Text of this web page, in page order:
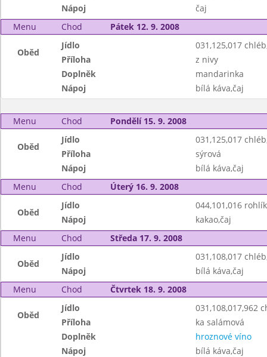
Nápoj
čaj
Menu
Chod Pátek 12. 9. 2008
Oběd
Jídlo
031,125,017
Příloha
z nivy
Doplněk
mandarinka
Nápoj
bílá káva,čaj
Menu Chod Pondělí 15. 9. 2008
Oběd
Jídlo
031,125,017
Příloha
sýrová
Nápoj
bílá káva,čaj
Menu
Chod Úterý 16. 9. 2008
Oběd
Jídlo
044,101,016
Nápoj
kakao,čaj
Menu
Chod Středa 17. 9. 2008
Oběd
Jídlo
031,108,017
Nápoj
bílá káva,čaj
Menu
Chod Čtvrtek 18. 9. 2008
Oběd
Jídlo
031,108,017,962
Příloha
ka salámová
Doplněk
hroznové víno
Nápoj
bílá káva,čaj